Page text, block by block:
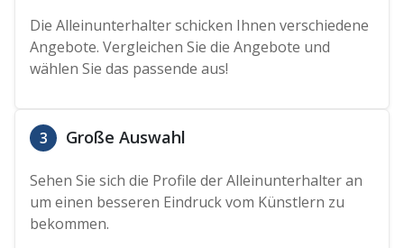
Die Alleinunterhalter schicken Ihnen verschiedene
Angebote. Vergleichen Sie die Angebote und
wählen Sie das passende aus!
3 Große Auswahl
Sehen Sie sich die Profile der Alleinunterhalter an
um einen besseren Eindruck vom Künstlern zu
bekommen.